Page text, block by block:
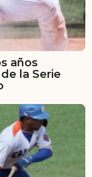
años
la Serie